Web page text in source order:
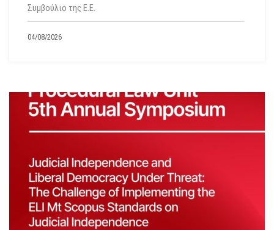
Συμβούλιο της Ε.Ε.
04/08/2026